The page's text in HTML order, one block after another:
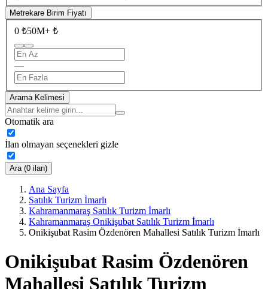
Metrekare Birim Fiyatı
0 ₺50M+ ₺
—
Arama Kelimesi
Otomatik ara
İlan olmayan seçenekleri gizle
Ara (0 ilan)
Ana Sayfa
Satılık Turizm İmarlı
Kahramanmaraş Satılık Turizm İmarlı
Kahramanmaraş Onikişubat Satılık Turizm İmarlı
Onikişubat Rasim Özdenören Mahallesi Satılık Turizm İmarlı
Onikişubat Rasim Özdenören
Mahallesi Satılık Turizm